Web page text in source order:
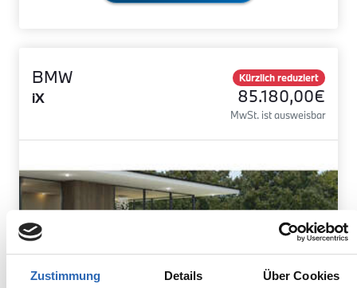
Zustimmung Details Über Cookies
BMW
iX
Kürzlich reduziert
85.180,00€
MwSt. ist ausweisbar